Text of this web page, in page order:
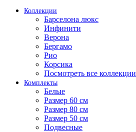
Коллекции
Барселона люкс
Инфинити
Верона
Бергамо
Рио
Корсика
Посмотреть все коллекции
Комплекты
Белые
Размер 60 см
Размер 80 см
Размер 50 см
Подвесные